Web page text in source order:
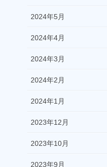
2024年5月
2024年4月
2024年3月
2024年2月
2024年1月
2023年12月
2023年10月
2023年9月